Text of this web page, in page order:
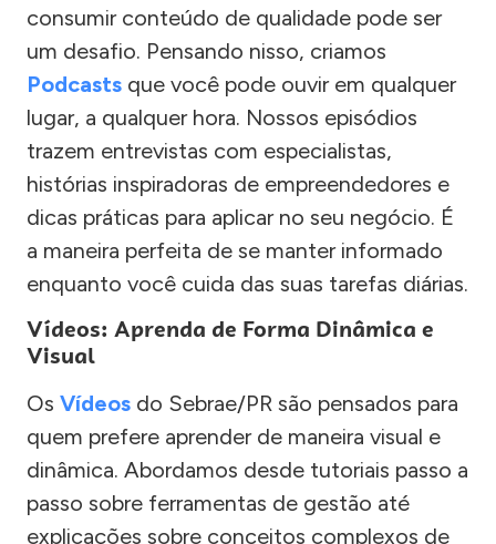
consumir conteúdo de qualidade pode ser
um desafio. Pensando nisso, criamos
Podcasts que você pode ouvir em qualquer
lugar, a qualquer hora. Nossos episódios
trazem entrevistas com especialistas,
histórias inspiradoras de empreendedores e
dicas práticas para aplicar no seu negócio. É
a maneira perfeita de se manter informado
enquanto você cuida das suas tarefas diárias.
Vídeos: Aprenda de Forma Dinâmica e
Visual
Os Vídeos do Sebrae/PR são pensados para
quem prefere aprender de maneira visual e
dinâmica. Abordamos desde tutoriais passo a
passo sobre ferramentas de gestão até
explicações sobre conceitos complexos de